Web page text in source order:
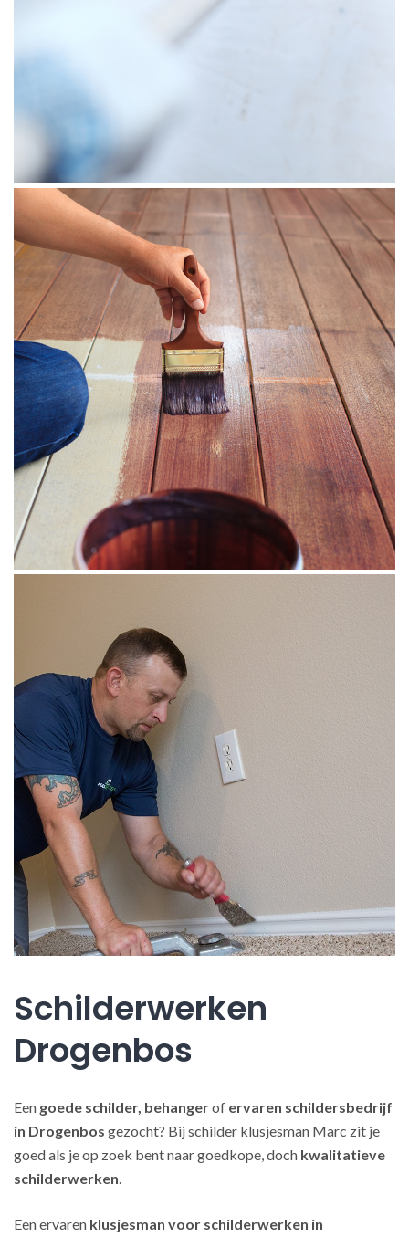
Schilderwerken
Drogenbos
Een goede schilder, behangerof ervaren schildersbedrijf
in Drogenbos gezocht? Bij schilder klusjesman Marc zit je
goed als je op zoek bent naar goedkope, doch kwalitatieve
schilderwerken.
Een ervaren klusjesman voor schilderwerken in